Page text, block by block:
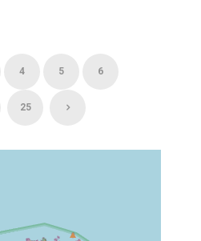
4 5 6
25